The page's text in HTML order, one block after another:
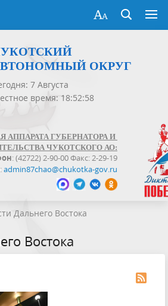
ОКРУГ
7 Августа
время: 18:52:58
АППАРАТА ГУБЕРНАТОРА И
ЧУКОТСКОГО АО:
: (42722) 2-90-00 Факс: 2-29-19
:admin87chao@chukotka-gov.ru
Дальнего Востока
Востока